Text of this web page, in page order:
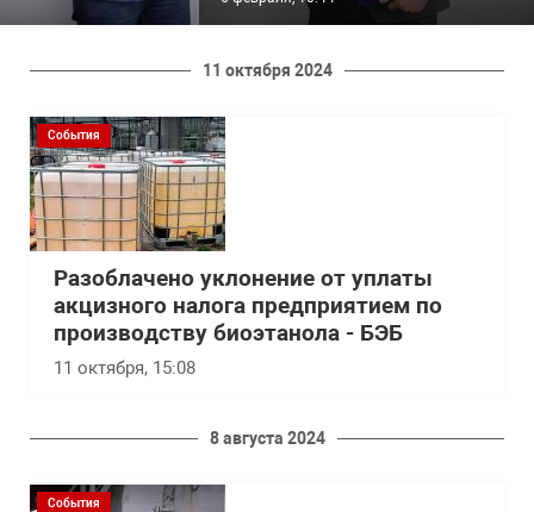
11 октября 2024
События
Разоблачено уклонение от уплаты
акцизного налога предприятием по
производству биоэтанола - БЭБ
11 октября, 15:08
8 августа 2024
События